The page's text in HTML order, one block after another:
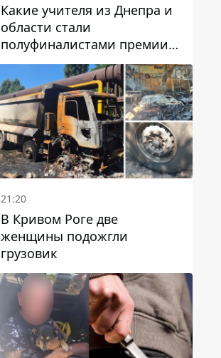
Какие учителя из Днепра и
области стали
полуфиналистами премии
Global Teacher Prize Ukraine
2026
21:20
В Кривом Роге две
женщины подожгли
грузовик